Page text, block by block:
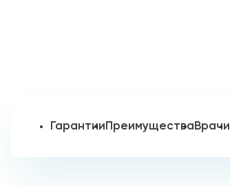
ГарантииПреимуществаВрачи